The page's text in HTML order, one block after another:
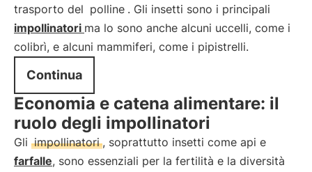
trasporto del polline . Gli insetti sono i principali
impollinatori ma lo sono anche alcuni uccelli, come i
colibrì, e alcuni mammiferi, come i pipistrelli.
Continua
Economia e catena alimentare: il
ruolo degli impollinatori
Gli impollinatori , soprattutto insetti come api e
farfalle, sono essenziali per la fertilità e la diversità